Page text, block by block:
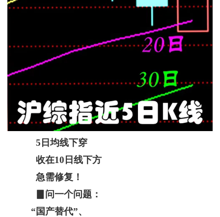
5日均线下穿
收在10日线下方
急需修复！
▊问一个问题：
“国产替代”、